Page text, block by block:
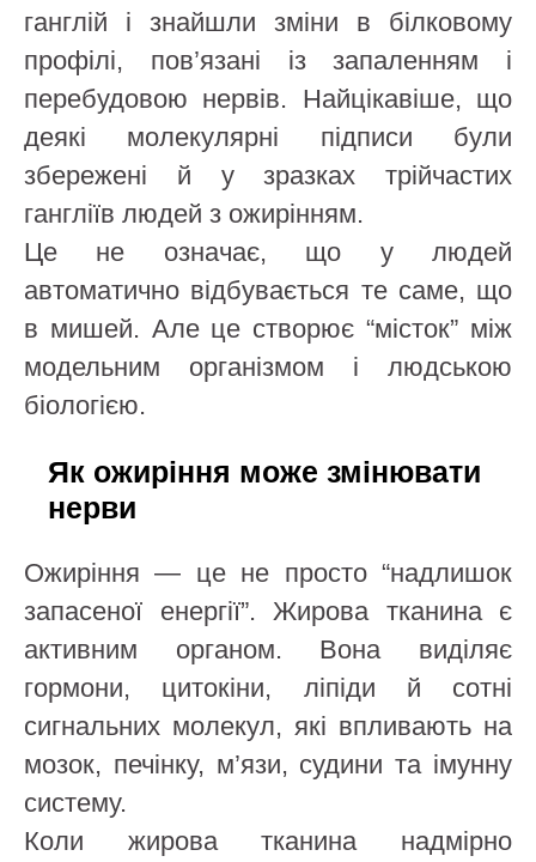
ганглій і знайшли зміни в білковому
профілі, пов’язані із запаленням і
перебудовою нервів. Найцікавіше, що
деякі молекулярні підписи були
збережені й у зразках трійчастих
гангліїв людей з ожирінням.
Це не означає, що у людей
автоматично відбувається те саме, що
в мишей. Але це створює “місток” між
модельним організмом і людською
біологією.
Як ожиріння може змінювати
нерви
Ожиріння — це не просто “надлишок
запасеної енергії”. Жирова тканина є
активним органом. Вона виділяє
гормони, цитокіни, ліпіди й сотні
сигнальних молекул, які впливають на
мозок, печінку, м’язи, судини та імунну
систему.
Коли жирова тканина надмірно